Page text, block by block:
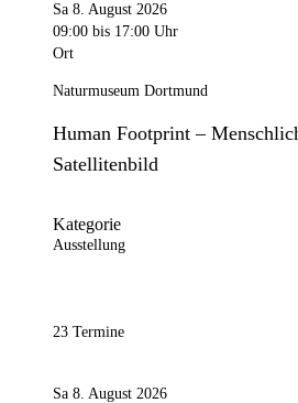
Sa 8. August 2026
09:00 bis 17:00 Uhr
Ort
Naturmuseum Dortmund
Human Footprint –
Satellitenbild
Kategorie
Ausstellung
23 Termine
Sa 8. August 2026